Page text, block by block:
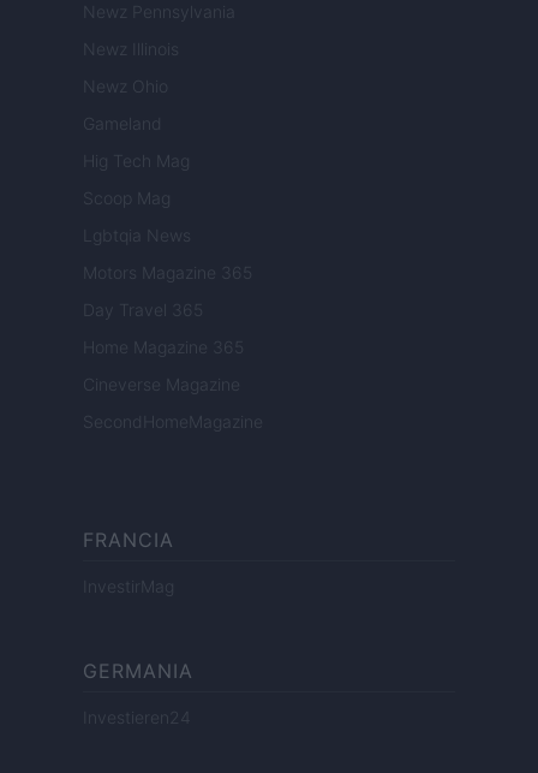
Newz Pennsylvania
Newz Illinois
Newz Ohio
Gameland
Hig Tech Mag
Scoop Mag
Lgbtqia News
Motors Magazine 365
Day Travel 365
Home Magazine 365
Cineverse Magazine
SecondHomeMagazine
FRANCIA
InvestirMag
GERMANIA
Investieren24